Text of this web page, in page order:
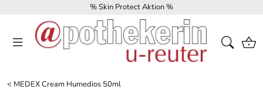
% Skin Protect Aktion %
< MEDEX Cream Humedios 50ml